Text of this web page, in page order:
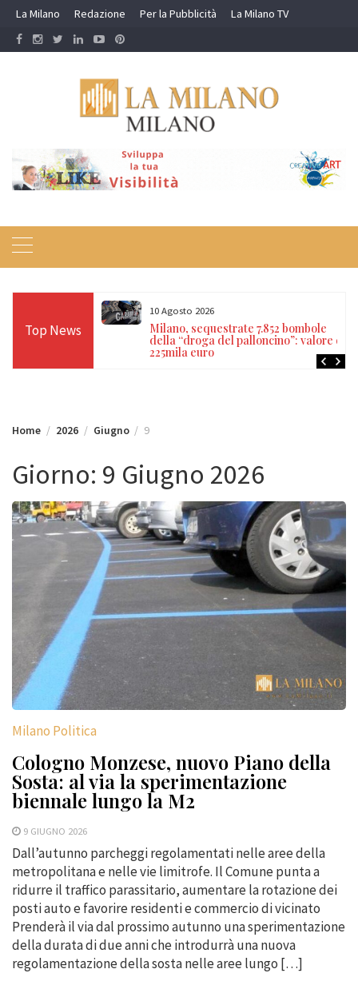
Skip
content
La Milano Redazione Per la Pubblicità La Milano TV
Top News
bombole
valore di
9 Agosto 2026
Arese, sequestrano un 19enne e lo
incappucciano per ottenere droga:
arrestati quattro minorenni
Home 2026 Giugno 9
Giorno: 9 Giugno 2026
Milano Politica
Cologno Monzese, nuovo Piano della
Sosta: al via la sperimentazione
biennale lungo la M2
9 GIUGNO 2026
Dall’autunno parcheggi regolamentati nelle aree della
metropolitana e nelle vie limitrofe. Il Comune punta a
ridurre il traffico parassitario, aumentare la rotazione dei
posti auto e favorire residenti e commercio di vicinato
Prenderà il via dal prossimo autunno una sperimentazione
della durata di due anni che introdurrà una nuova
regolamentazione della sosta nelle aree lungo […]